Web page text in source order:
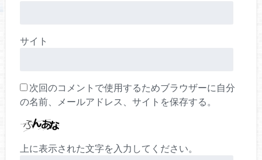
サイト
次回のコメントで使用するためブラウザーに自分
の名前、メールアドレス、サイトを保存する。
上に表示された文字を入力してください。